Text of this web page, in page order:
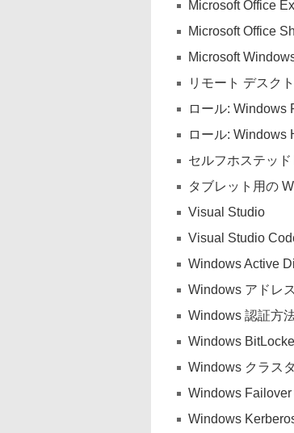
Microsoft Office
Microsoft Office
Microsoft
リモート デスク
ロール: Windows
ロール: Windows
セルフホステッ
タブレット用の
Visual Studio
Visual Studio
Windows Active
Windows アドレ
Windows 認証方
Windows
Windows クラス
Windows
Windows